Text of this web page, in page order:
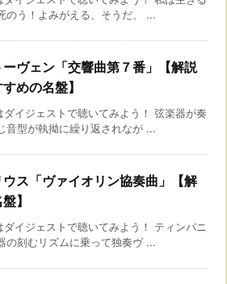
のう！よみがえる、そうだ、 ...
ヴェン「交響曲第７番」【解説
めの名盤】
ダイジェストで聴いてみよう！ 弦楽器が奏
音型が執拗に繰り返されなが ...
ウス「ヴァイオリン協奏曲」【解
】
ダイジェストで聴いてみよう！ ティンパニ
の刻むリズムに乗って独奏ヴ ...